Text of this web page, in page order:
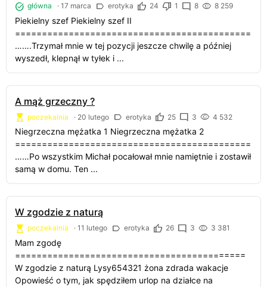
główna · 17 marca erotyka 24 1 8 8 259
Piekielny szef Piekielny szef II
============================================
…….Trzymał mnie w tej pozycji jeszcze chwilę a później
wyszedł, klepnął w tyłek i ...
A mąż grzeczny ?
poczekalnia · 20 lutego erotyka 25 3 4 532
Niegrzeczna mężatka 1 Niegrzeczna mężatka 2
============================================
……Po wszystkim Michał pocałował mnie namiętnie i zostawił
samą w domu. Ten ...
W zgodzie z naturą
poczekalnia · 11 lutego erotyka 26 3 3 381
Mam zgodę
===========================================
W zgodzie z naturą Lysy654321 żona zdrada wakacje
Opowieść o tym, jak spędziłem urlop na działce na